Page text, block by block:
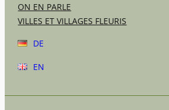
ON EN PARLE
VILLES ET VILLAGES FLEURIS
DE
EN